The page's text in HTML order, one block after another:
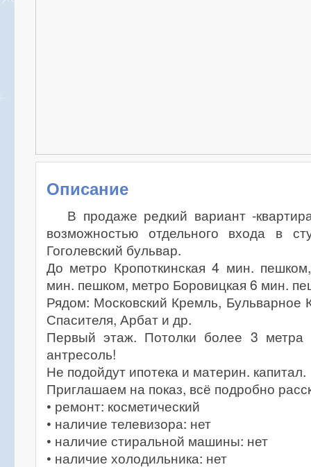
Описание
В продаже редкий вариант -
возможностью отдельного входа в
Гоголевский бульвар.
До метро Кропоткинская 4 мин.
мин. пешком, метро Боровицкая 6 мин.
Рядом: Московский Кремль, Бульварное
Спасителя, Арбат и др.
Первый этаж. Потолки более 3 метра
антресоль!
Не подойдут ипотека и материн. капитал.
Приглашаем на показ, всё подробно
• ремонт: косметический
• наличие телевизора: нет
• наличие стиральной машины: нет
• наличие холодильника: нет